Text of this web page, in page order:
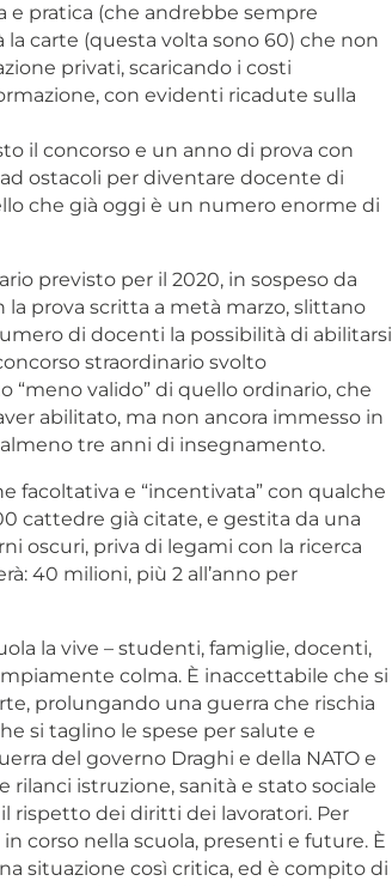
pratica (che andrebbe sempre
carte (questa volta sono 60) che non
privati, scaricando i costi
con evidenti ricadute sulla
il concorso e un anno di prova con
ostacoli per diventare docente di
che già oggi è un numero enorme di
previsto per il 2020, in sospeso da
la prova scritta a metà marzo, slittano
di docenti la possibilità di abilitarsi
straordinario svolto
“meno valido” di quello ordinario, che
abilitato, ma non ancora immesso in
tre anni di insegnamento.
facoltativa e “incentivata” con qualche
cattedre già citate, e gestita da una
oscuri, priva di legami con la ricerca
40 milioni, più 2 all’anno per
la vive – studenti, famiglie, docenti,
colma. È inaccettabile che si
prolungando una guerra che rischia
si taglino le spese per salute e
del governo Draghi e della NATO e
istruzione, sanità e stato sociale
rispetto dei diritti dei lavoratori. Per
corso nella scuola, presenti e future. È
situazione così critica, ed è compito di